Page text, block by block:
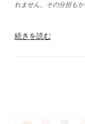
れません。その分担も
“昨
と
続きを読む
ビ